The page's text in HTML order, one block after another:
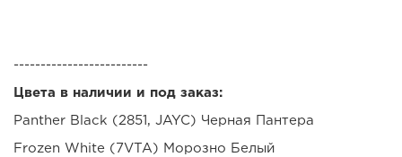
-------------------------
Цвета в наличии и под заказ:
Panther Black (2851, JAYC) Черная Пантера
Frozen White (7VTA) Морозно Белый